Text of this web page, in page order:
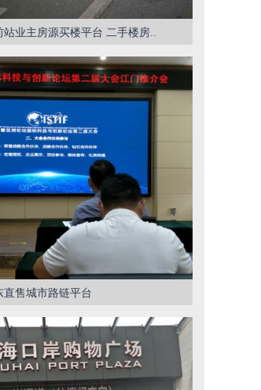
站业主房源买楼平台 二手楼房..
直售城市路链平台